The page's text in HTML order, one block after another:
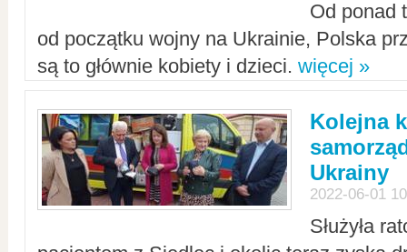
Od ponad
od początku wojny na Ukrainie, Polska
są to głównie kobiety i dzieci. więcej »
Kolejna
Ukrainy
2022-06-01
Służyła